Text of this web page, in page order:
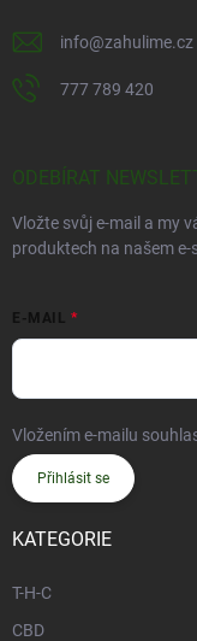
info@zahulime.cz
777 789 420
ODEBÍRAT
Vložte svůj e-mail a my
produktech na našem e-
E-MAIL
Vložením e-mailu
Přihlásit se
KATEGORIE
T-H-C
CBD